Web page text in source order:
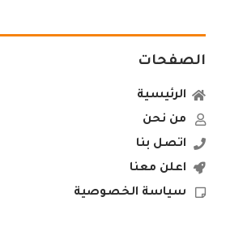
الصفحات
الرئيسية
من نحن
اتصل بنا
اعلن معنا
سياسة الخصوصية